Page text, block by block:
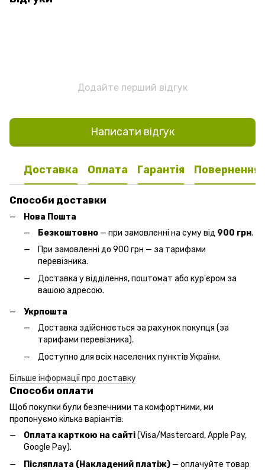
Додайте перший відгук
Написати відгук
Доставка Оплата Гарантія Повернення
Способи доставки
Нова Пошта
Безкоштовно — при замовленні на суму від 900 грн.
При замовленні до 900 грн — за тарифами
перевізника.
Доставка у відділення, поштомат або кур'єром за
вашою адресою.
Укрпошта
Доставка здійснюється за рахунок покупця (за
тарифами перевізника).
Доступно для всіх населених пунктів України.
Більше інформації про доставку
Способи оплати
Щоб покупки були безпечними та комфортними, ми
пропонуємо кілька варіантів:
Оплата карткою на сайті(Visa/Mastercard, Apple Pay,
Google Pay).
Післяплата (Накладений платіж) — оплачуйте товар